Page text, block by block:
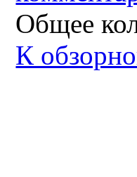
Общее
К